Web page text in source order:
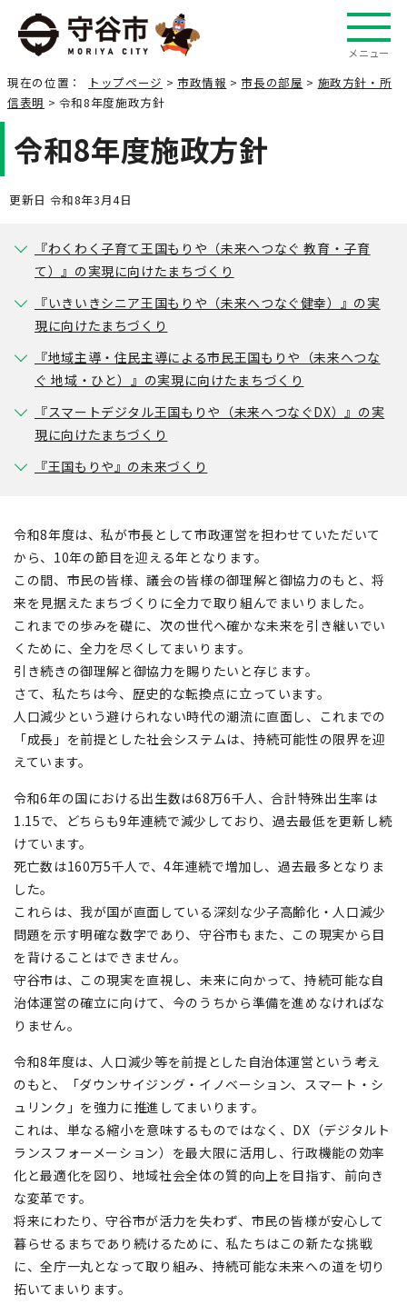
メニュー
現在の位置： トップページ > 市政情報 >市長の部屋 > 施政方針・所
信表明 > 令和8年度施政方針
令和8年度施政方針
更新日 令和8年3月4日
『わくわく子育て王国もりや（未来へつなぐ 教育・子育
て）』の実現に向けたまちづくり
『いきいきシニア王国もりや（未来へつなぐ健幸）』の実
現に向けたまちづくり
『地域主導・住民主導による市民王国もりや（未来へつな
ぐ 地域・ひと）』の実現に向けたまちづくり
『スマートデジタル王国もりや（未来へつなぐDX）』の実
現に向けたまちづくり
『王国もりや』の未来づくり
令和8年度は、私が市長として市政運営を担わせていただいて
から、10年の節目を迎える年となります。
この間、市民の皆様、議会の皆様の御理解と御協力のもと、将
来を見据えたまちづくりに全力で取り組んでまいりました。
これまでの歩みを礎に、次の世代へ確かな未来を引き継いでい
くために、全力を尽くしてまいります。
引き続きの御理解と御協力を賜りたいと存じます。
さて、私たちは今、歴史的な転換点に立っています。
人口減少という避けられない時代の潮流に直面し、これまでの
「成長」を前提とした社会システムは、持続可能性の限界を迎
えています。
令和6年の国における出生数は68万6千人、合計特殊出生率は
1.15で、どちらも9年連続で減少しており、過去最低を更新し続
けています。
死亡数は160万5千人で、4年連続で増加し、過去最多となりま
した。
これらは、我が国が直面している深刻な少子高齢化・人口減少
問題を示す明確な数字であり、守谷市もまた、この現実から目
を背けることはできません。
守谷市は、この現実を直視し、未来に向かって、持続可能な自
治体運営の確立に向けて、今のうちから準備を進めなければな
りません。
令和8年度は、人口減少等を前提とした自治体運営という考え
のもと、「ダウンサイジング・イノベーション、スマート・シ
ュリンク」を強力に推進してまいります。
これは、単なる縮小を意味するものではなく、DX（デジタルト
ランスフォーメーション）を最大限に活用し、行政機能の効率
化と最適化を図り、地域社会全体の質的向上を目指す、前向き
な変革です。
将来にわたり、守谷市が活力を失わず、市民の皆様が安心して
暮らせるまちであり続けるために、私たちはこの新たな挑戦
に、全庁一丸となって取り組み、持続可能な未来への道を切り
拓いてまいります。